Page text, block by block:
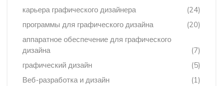
карьера графического дизайнера
(24)
программы для графического дизайна
(20)
аппаратное обеспечение для графического
дизайна
(7)
графический дизайн
(5)
Веб-разработка и дизайн
(1)